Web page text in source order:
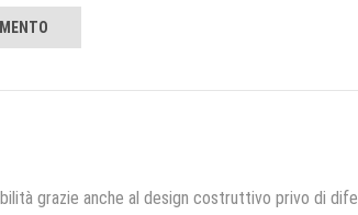
grazie anche al design costruttivo privo di